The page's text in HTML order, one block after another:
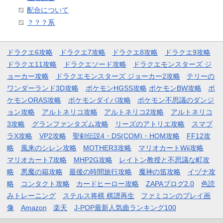
配合について
？？？系
ドラクエ6攻略 ドラクエ7攻略 ドラクエ8攻略
ドラクエ9攻略
ドラクエ11攻略
ドラクエソード攻略
ドラクエモンスターズ ジ
ョーカー攻略
ドラクエモンスターズ ジョーカー2攻略
テリーの
ワンダーランド3D攻略
ポケモンHGSS攻略 ポケモンBW攻略
ポ
ケモンORAS攻略
ポケモンダイパ攻略
ポケモン不思議のダンジ
ョン攻略
アルトネリコ攻略 アルトネリコ2攻略
アルトネリコ
3攻略
グランファンタズム攻略 リーズのアトリエ攻略
スマブ
ラX攻略
VP2攻略 聖剣伝説4・DS(COM)・HOM攻略
FF12攻
略
風来のシレン攻略 MOTHER3攻略
マリオカートWii攻略
マリオカート7攻略
MHP2G攻略
レイトン教授と不思議な町攻
略
悪魔の箱攻略 最後の時間旅行攻略 魔神の笛攻略
イヅナ攻
略
コンタクト攻略 カードヒーロー攻略 ZAPAブログ2.0
色読
みトレーニング
ステルス将棋 棋譜再生
ファミコンのプレイ画
像
Amazon 楽天 J-POP最新人気曲ランキング100